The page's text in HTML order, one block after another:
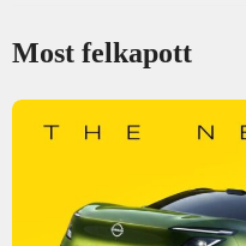
Most felkapott